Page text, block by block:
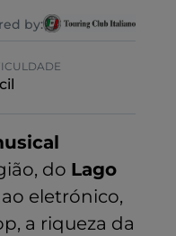
by:
do Lago
eletrónico,
a riqueza da